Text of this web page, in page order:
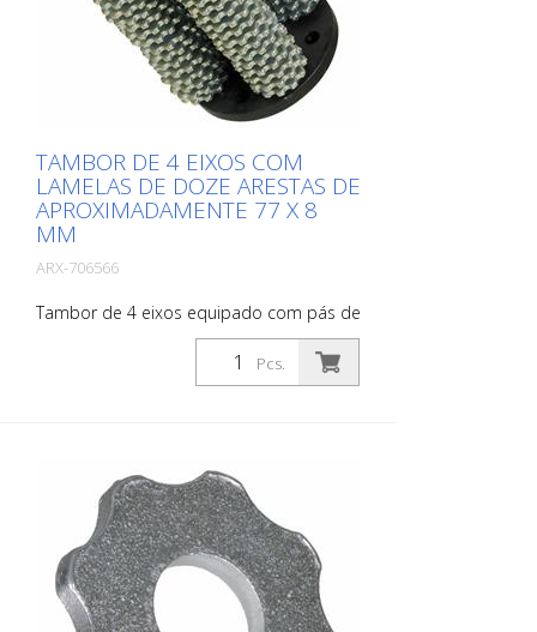
TAMBOR DE 4 EIXOS COM
LAMELAS DE DOZE ARESTAS DE
APROXIMADAMENTE 77 X 8
MM
ARX-706566
Tambor de 4 eixos equipado com pás de
12 gumes Conjunto de lamelas com
inserções de carboneto, para desbastar
e ranhurar betão e asfalto, para remover
Pcs.